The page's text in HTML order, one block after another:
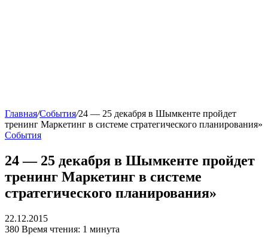
Главная/События/24 — 25 декабря в Шымкенте пройдет
тренинг Маркетинг в системе стратегического планирования»
События
24 — 25 декабря в Шымкенте пройдет
тренинг Маркетинг в системе
стратегического планирования»
22.12.2015
380 Время чтения: 1 минута